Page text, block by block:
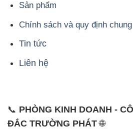
Sản phẩm
Chính sách và quy định chung
Tin tức
Liên hệ
📞 PHÒNG KINH DOANH -
ĐẮC TRƯỜNG PHÁT🌐